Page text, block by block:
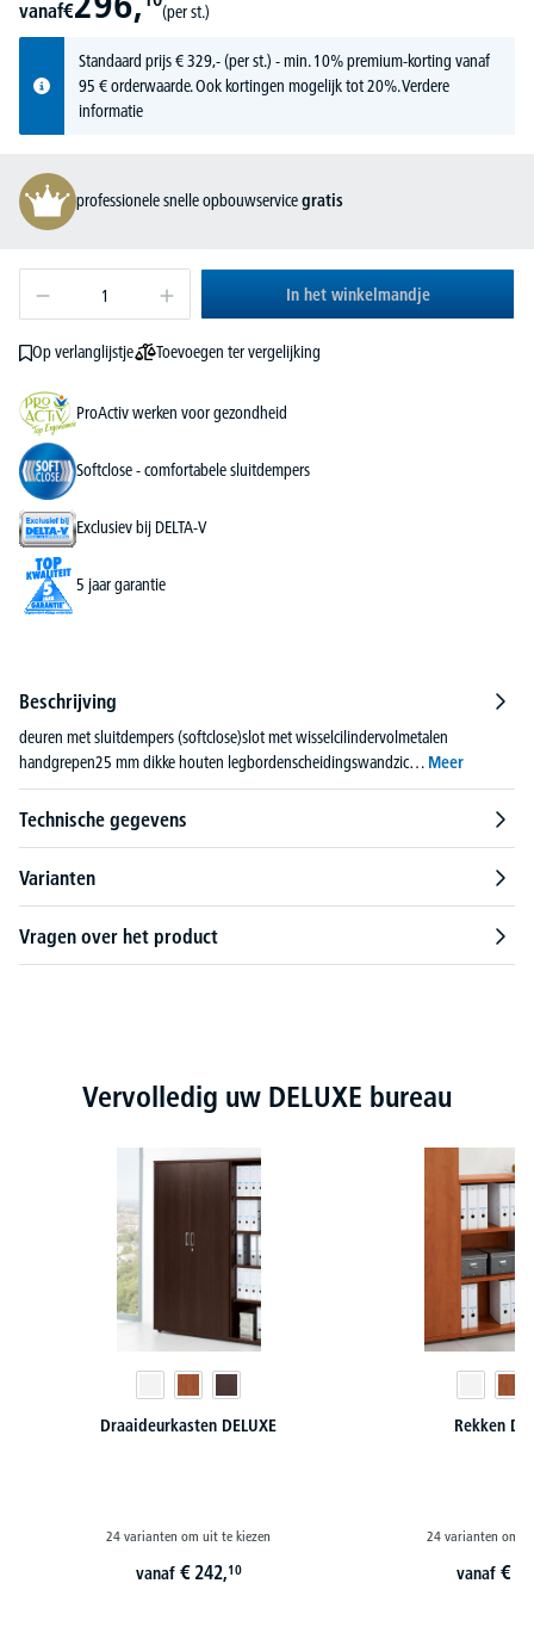
vanaf€ (per st.)
Standaard prijs€329,-(per st.) - min. 10% premium-korting vanaf
95 € orderwaarde. Ook kortingen mogelijk tot 20%.Verdere
informatie
professionele snelle opbouwservicegratis
In het winkelmandje
Op verlanglijstje Toevoegen ter vergelijking
ProActiv werken voor gezondheid
Softclose - comfortabele sluitdempers
Exclusiev bij DELTA-V
5 jaar garantie
Beschrijving
deuren met sluitdempers (softclose)slot met wisselcilindervolmetalen
handgrepen25 mm dikke houten legbordenscheidingswandzic… Meer
Technische gegevens
Varianten
Vragen over het product
Productgalerij overslaan
Vervolledig uw DELUXE bureau
Draaideurkasten DELUXE
24 varianten om uit te kiezen
vanaf € 242,10
Rekken
24 varianten om
vanaf €